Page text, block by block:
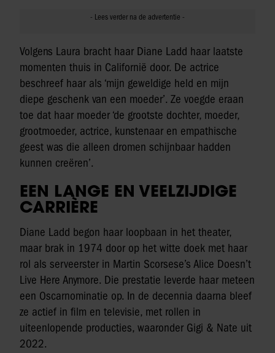
Volgens Laura bracht haar Diane Ladd haar laatste
momenten thuis in Californië door. De actrice
beschreef haar als ‘mijn geweldige held en mijn
diepe geschenk van een moeder’. Ze voegde eraan
toe dat haar moeder ‘de grootste dochter, moeder,
grootmoeder, actrice, kunstenaar en empathische
geest was die alleen dromen schijnbaar hadden
kunnen creëren’.
EEN LANGE EN VEELZIJDIGE
CARRIÈRE
Diane Ladd begon haar loopbaan in het theater,
maar brak in 1974 door op het witte doek met haar
rol als serveerster in Martin Scorsese’s Alice Doesn’t
Live Here Anymore. Die prestatie leverde haar meteen
een Oscarnominatie op. In de decennia daarna bleef
ze actief in film en televisie, met rollen in
uiteenlopende producties, waaronder Gigi & Nate uit
2022.